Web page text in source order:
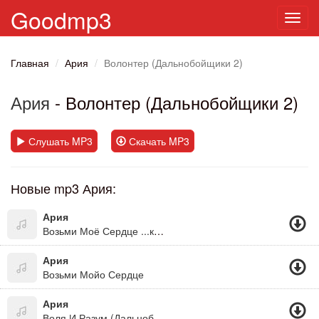
Goodmp3
Главная Ария Волонтер (Дальнобойщики 2)
Ария - Волонтер (Дальнобойщики 2)
Слушать MP3 Скачать MP3
Новые mp3 Ария:
Ария
Возьми Моё Сердце ...коснись Меня Взглядом, Почувствуй Тепло И Будь Со Мной Рядом. Не Бойся Любить И Разбей Все Преграды, Ведь Я Люблю Тебя Тоже!
Ария
Возьми Мойо Сердце
Ария